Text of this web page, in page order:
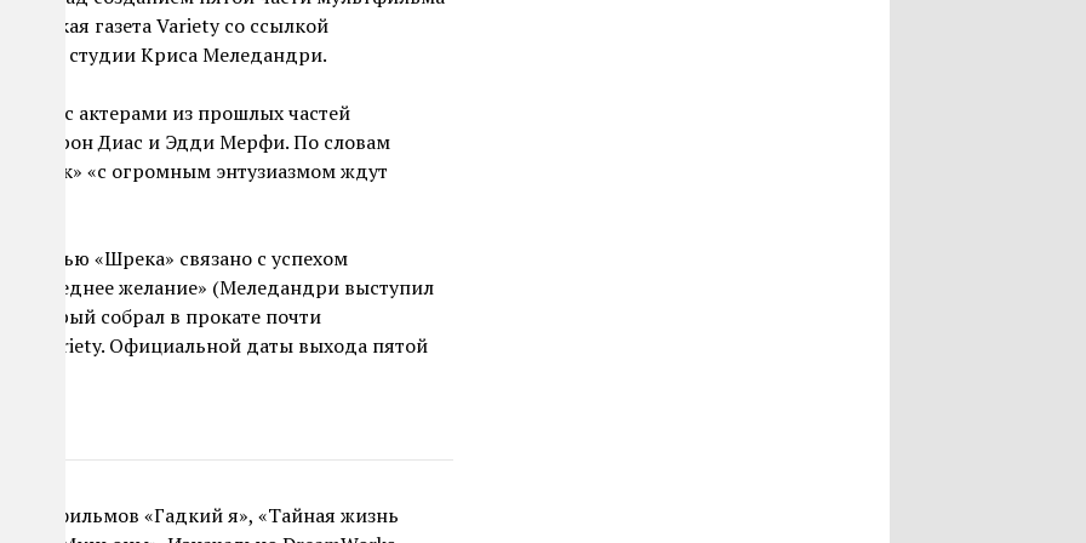
газета Variety со ссылкой
студии Криса Меледандри.
с актерами из прошлых частей
Кэмерон Диас и Эдди Мерфи. По словам
«Шрек» «с огромным энтузиазмом ждут
частью «Шрека» связано с успехом
последнее желание» (Меледандри выступил
который собрал в прокате почти
Variety. Официальной даты выхода пятой
«Гадкий я», «Тайная жизнь